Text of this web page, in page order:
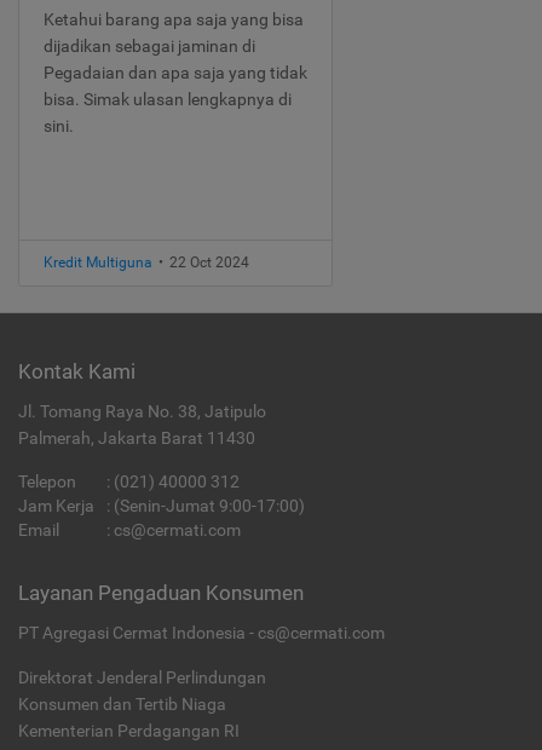
Ketahui barang apa saja yang bisa
dijadikan sebagai jaminan di
Pegadaian dan apa saja yang tidak
bisa. Simak ulasan lengkapnya di
sini.
Kredit Multiguna • 22 Oct 2024
Kontak Kami
Jl. Tomang Raya No. 38, Jatipulo
Palmerah, Jakarta Barat 11430
Telepon : (021) 40000 312
Jam Kerja
: (Senin-Jumat 9:00-17:00)
Email
: cs@cermati.com
Layanan Pengaduan Konsumen
PT Agregasi Cermat Indonesia - cs@cermati.com
Direktorat Jenderal Perlindungan
Konsumen dan Tertib Niaga
Kementerian Perdagangan RI